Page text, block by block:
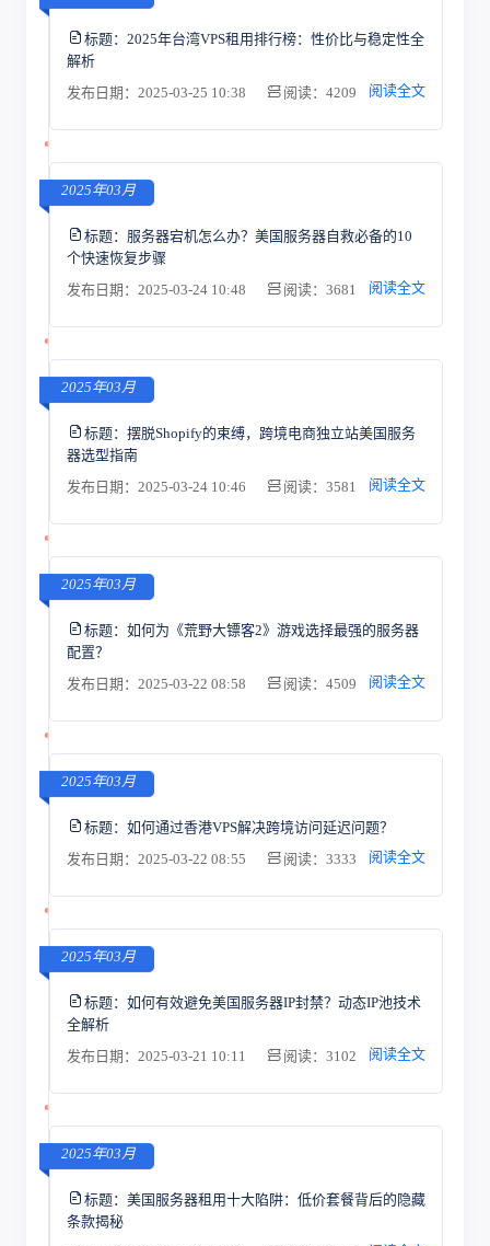
标题： 2025年台湾VPS租用排行榜：性价比与稳定性全
解析
发布日期：2025-03-25 10:38
阅读：4209 阅读全文
2025年03月
标题： 服务器宕机怎么办？美国服务器自救必备的10
个快速恢复步骤
发布日期：2025-03-24 10:48
阅读：3681 阅读全文
2025年03月
标题： 摆脱Shopify的束缚，跨境电商独立站美国服务
器选型指南
发布日期：2025-03-24 10:46
阅读：3581 阅读全文
2025年03月
标题： 如何为《荒野大镖客2》游戏选择最强的服务器
配置？
发布日期：2025-03-22 08:58
阅读：4509 阅读全文
2025年03月
标题： 如何通过香港VPS解决跨境访问延迟问题？
发布日期：2025-03-22 08:55
阅读：3333 阅读全文
2025年03月
标题： 如何有效避免美国服务器IP封禁？动态IP池技术
全解析
发布日期：2025-03-21 10:11
阅读：3102 阅读全文
2025年03月
标题： 美国服务器租用十大陷阱：低价套餐背后的隐藏
条款揭秘